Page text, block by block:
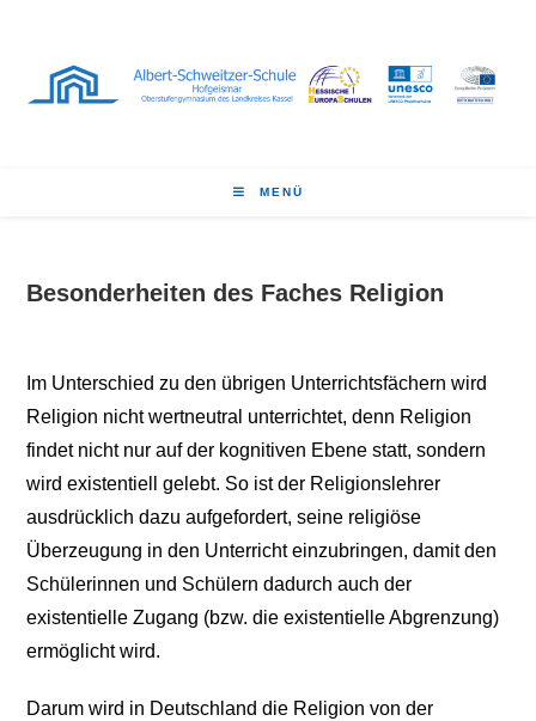
springen
MENÜ
Besonderheiten des Faches Religion
Im Unterschied zu den übrigen Unterrichtsfächern wird
Religion nicht wertneutral unterrichtet, denn Religion
findet nicht nur auf der kognitiven Ebene statt, sondern
wird existentiell gelebt. So ist der Religionslehrer
ausdrücklich dazu aufgefordert, seine religiöse
Überzeugung in den Unterricht einzubringen, damit den
Schülerinnen und Schülern dadurch auch der
existentielle Zugang (bzw. die existentielle Abgrenzung)
ermöglicht wird.
Darum wird in Deutschland die Religion von der